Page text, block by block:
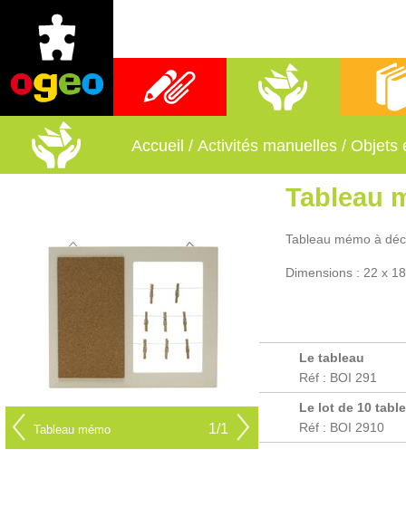
Fournitures scolaires Activités manuelles
Accueil / Activités manuelles / Objets
Tableau
Tableau mémo 1/1
Tableau mémo à
Dimensions : 22 x
Le tableau
Réf : BOI 291
Le lot de 10
Réf : BOI 2910